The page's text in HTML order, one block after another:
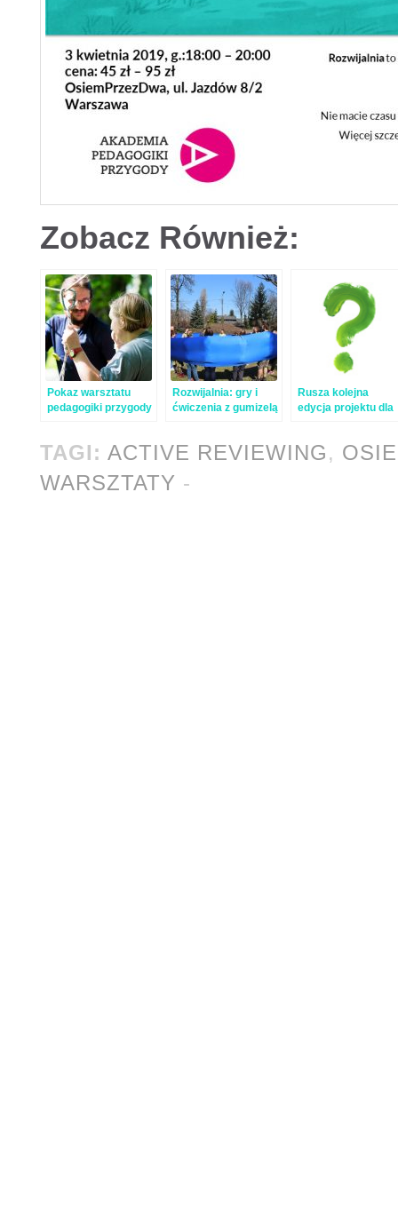
Zobacz Również:
Pokaz warsztatu
pedagogiki przygody
Rozwijalnia: gry i
ćwiczenia z gumizelą
Rusza kolejna
edycja projektu dla
TAGI: ACTIVE REVIEWING,
WARSZTATY -